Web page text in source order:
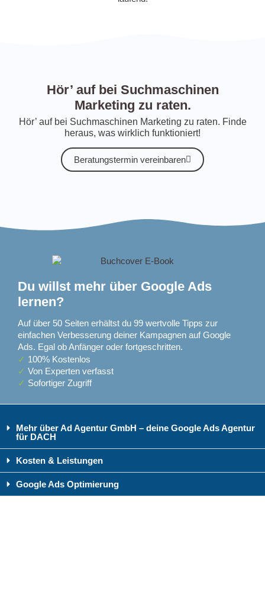
Hör’ auf bei Suchmaschinen
Marketing zu raten.
Hör’ auf bei Suchmaschinen Marketing zu raten. Finde
heraus, was wirklich funktioniert!
Beratungstermin vereinbaren
Du willst mehr über Google Ads
lernen?
Auf über 50 Seiten erhältst du 99 wertvolle Tipps zur
einfachen Verbesserung deiner Kampagnen auf Google
Ads. Egal ob Anfänger oder fortgeschritten.
✓ 100% Kostenlos
✓ Von Experten verfasst
✓ Sofortiger Zugriff
Mehr über Ad Agentur GmbH – deine Google Ads Agentur
für DACH
Kosten & Leistungen
Google Ads Optimierung